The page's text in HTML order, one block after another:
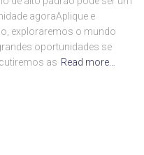
agoraAplique e
exploraremos o mundo
oportunidades se
as Read more…